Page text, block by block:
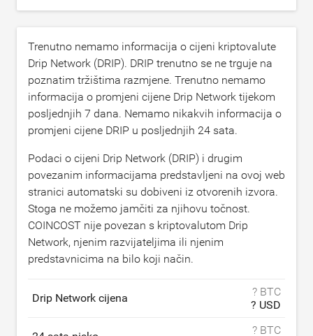
Trenutno nemamo informacija o cijeni kriptovalute
Drip Network (DRIP). DRIP trenutno se ne trguje na
poznatim tržištima razmjene. Trenutno nemamo
informacija o promjeni cijene Drip Network tijekom
posljednjih 7 dana. Nemamo nikakvih informacija o
promjeni cijene DRIP u posljednjih 24 sata.
Podaci o cijeni Drip Network (DRIP) i drugim
povezanim informacijama predstavljeni na ovoj web
stranici automatski su dobiveni iz otvorenih izvora.
Stoga ne možemo jamčiti za njihovu točnost.
COINCOST nije povezan s kriptovalutom Drip
Network, njenim razvijateljima ili njenim
predstavnicima na bilo koji način.
Drip Network cijena
? BTC
? USD
? BTC